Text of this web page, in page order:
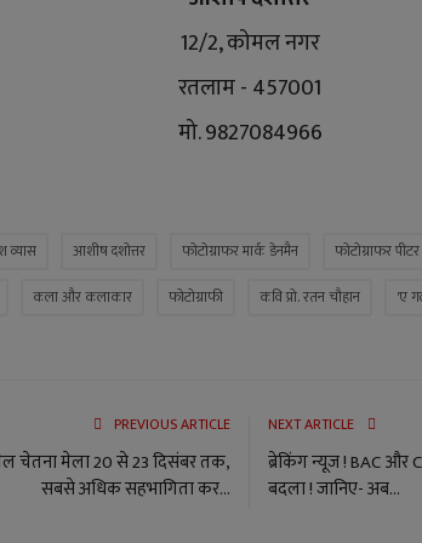
12/2, कोमल नगर
रतलाम - 457001
मो. 9827084966
व्यास आशीष दशोत्तर फोटोग्राफर मार्क डेनमैन फोटोग्राफर
कला और कलाकार फोटोग्राफी कवि प्रो. रतन चौहान 'ए
PREVIOUS ARTICLE
चेतना मेला 20 से 23 दिसंबर तक,
सबसे अधिक सहभागिता कर...
NEXT ARTICLE
ब्रेकिंग न्यूज ! BAC और
बदला ! जानिए- अब...